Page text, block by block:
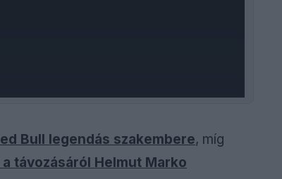
Bull legendás szakembere, míg
távozásáról Helmut Marko